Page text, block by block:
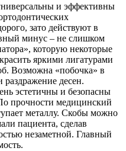
и эффективны
зато действуют в
минус – не слишком
которую некоторые
яркими лигатурами
Возможна «побочка» в
раздражение десен.
эстетичны и безопасны
прочности медицинский
металлу. Скобы можно
пациента, сделав
незаметной. Главный